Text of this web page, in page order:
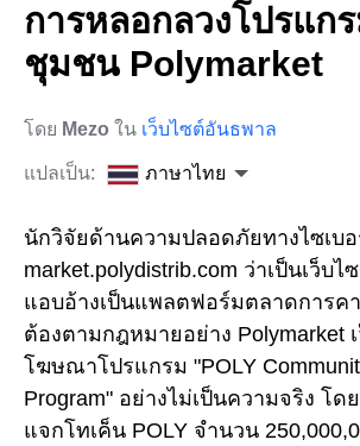
การหลอกลวงโปรแก
ชุมชน Polymarket
โดย Mezo ใน เว็บไซต์อันธพาล
แปลเป็น: ภาษาไทย
นักวิจัยด้านความปลอดภัยทางไซเบอ
market.polydistrib.com ว่าเป็นเว็บ
แอบอ้างเป็นแพลตฟอร์มตลาดการค
ต้องตามกฎหมายอย่าง Polymarket
โฆษณาโปรแกรม "POLY
Program" อย่างไม่เป็นความจริง โด
แจกโทเค็น POLY จำนวน